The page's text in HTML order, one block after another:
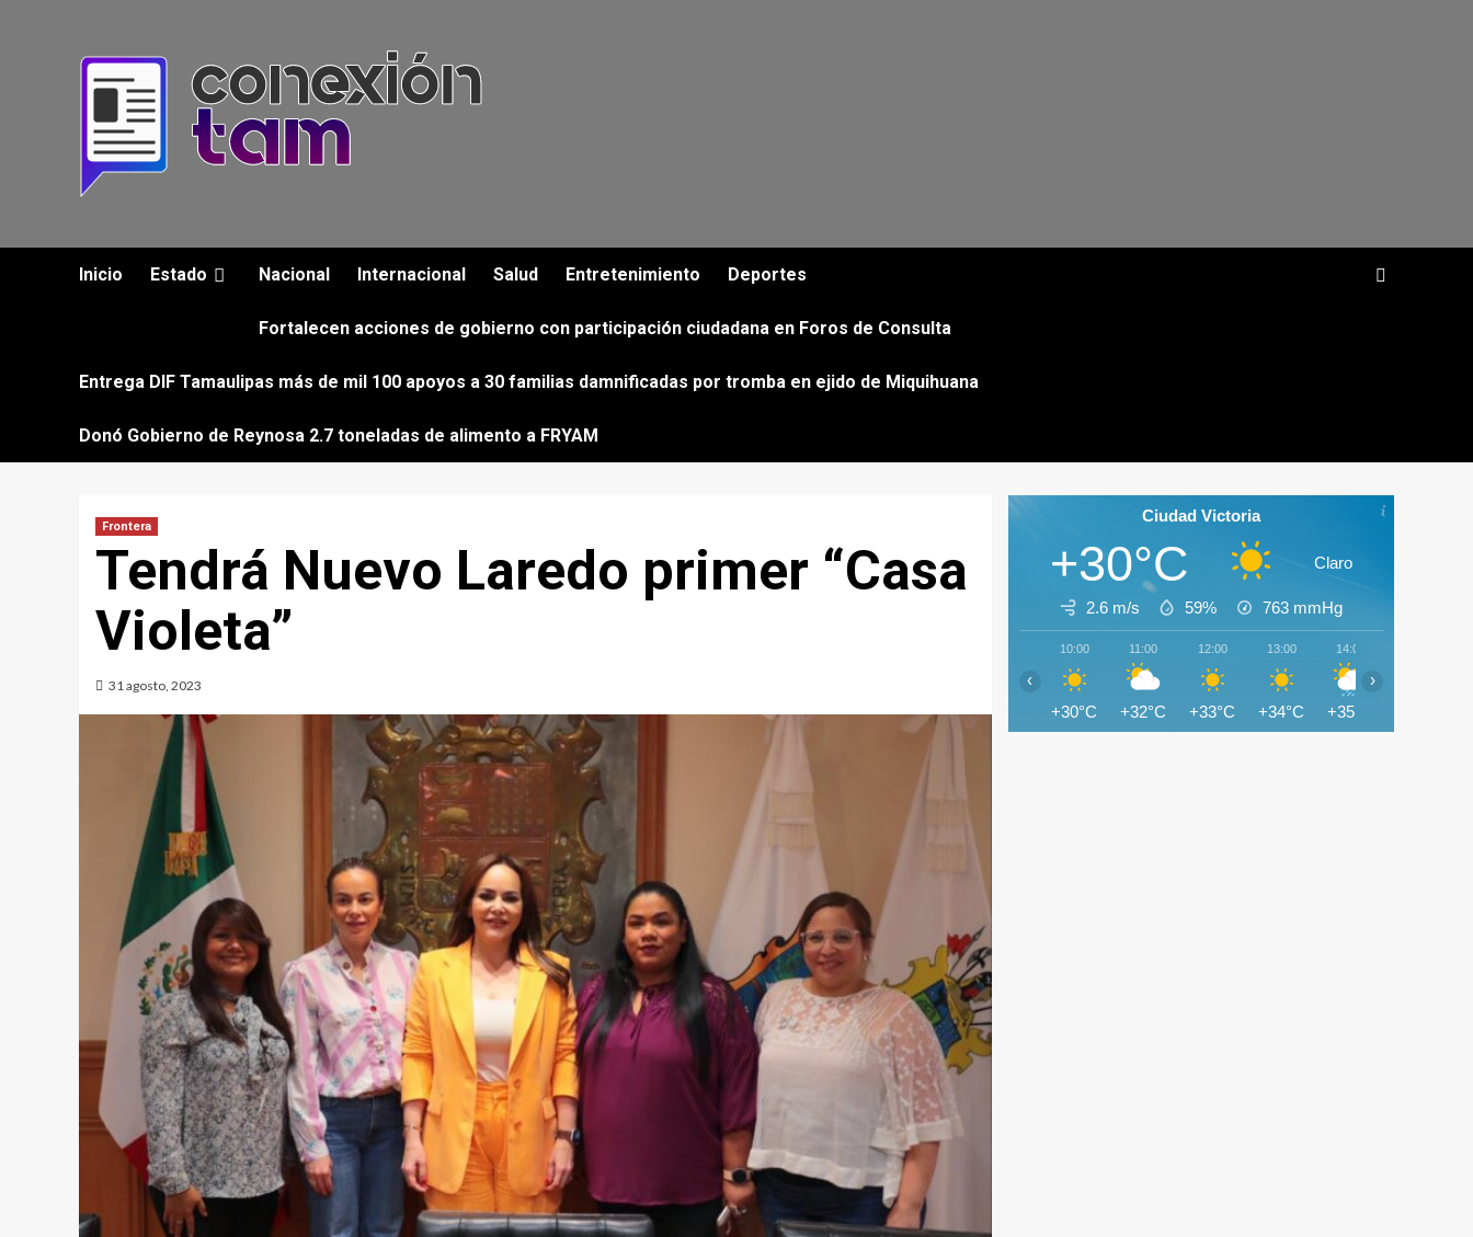
Inicio Estado Nacional Internacional Salud Entretenimiento Deportes
Fortalecen acciones de gobierno con participación ciudadana en Foros de Consulta
Entrega DIF Tamaulipas más de mil 100 apoyos a 30 familias damnificadas por tromba en ejido de Miquihuana
Donó Gobierno de Reynosa 2.7 toneladas de alimento a FRYAM
Frontera
Tendrá Nuevo Laredo primer “Casa
Violeta”
31 agosto, 2023
Ciudad Victoria
+30°C Claro
2.6 m/s 59% 763 mmHg
10:00
+30°C
11:00
+32°C
12:00
+33°C
13:00
+34°C
14:00
+35°C
‹ ›